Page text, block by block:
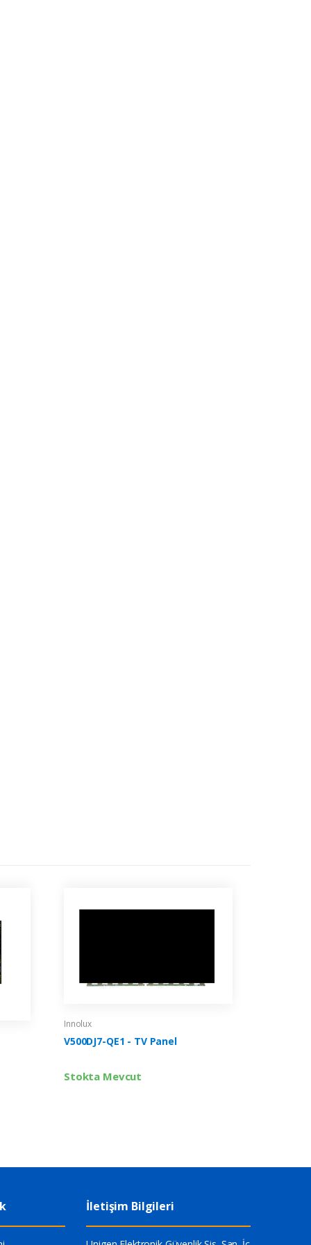
Innolux
V500DJ7-QE1 - TV Panel
Stokta Mevcut
İletişim Bilgileri